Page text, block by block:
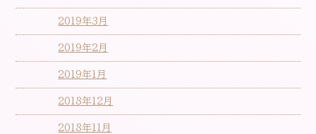
2019年3月
2019年2月
2019年1月
2018年12月
2018年11月